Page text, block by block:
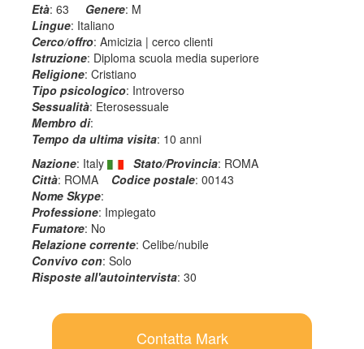
Età: 63 Genere: M
Lingue: Italiano
Cerco/offro: Amicizia | cerco clienti
Istruzione: Diploma scuola media superiore
Religione: Cristiano
Tipo psicologico: Introverso
Sessualità: Eterosessuale
Membro di:
Tempo da ultima visita: 10 anni
Nazione: Italy Stato/Provincia: ROMA
Città: ROMA Codice postale: 00143
Nome Skype:
Professione: Impiegato
Fumatore: No
Relazione corrente: Celibe/nubile
Convivo con: Solo
Risposte all'autointervista: 30
Contatta Mark